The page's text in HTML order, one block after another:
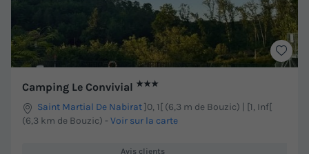
Camping Le Convivial ★★★
Saint Martial De Nabirat]0, 1[ (6,3 m de Bouzic) | [1, Inf[
(6,3 km de Bouzic) - Voir sur la carte
Avis clients